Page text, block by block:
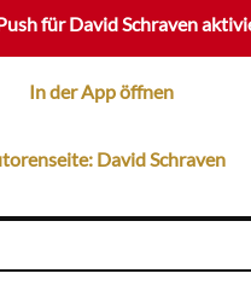
für David Schraven
In der App öffnen
David Schraven